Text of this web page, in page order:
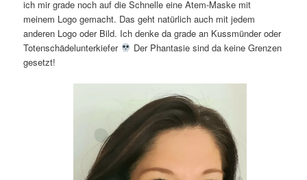
ich mir grade noch auf die Schnelle eine Atem-Maske mit
meinem Logo gemacht. Das geht natürlich auch mit jedem
anderen Logo oder Bild. Ich denke da grade an Kussmünder oder
Totenschädelunterkiefer
Der Phantasie sind da keine Grenzen
gesetzt!